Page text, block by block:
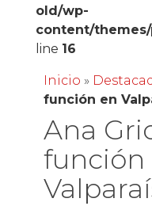
old/wp-
content/
line 16
Inicio »
función en
Ana
función